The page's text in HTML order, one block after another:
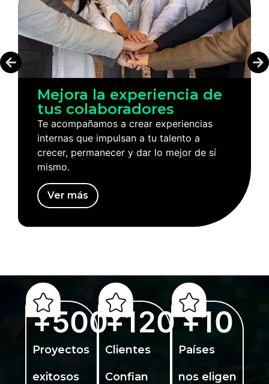
Optimiza la experiencia
de tus usuarios
Creamos experiencias digitales intuitivas
que mantienen a tus usuarios
comprometidos.
Ver más
Proyectos
exitosos
+500
Clientes
Confian
+120
Países
nos eligen
+10